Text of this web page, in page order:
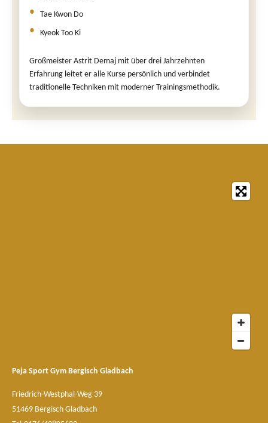
Tae Kwon Do
Kyeok Too Ki
Großmeister Astrit Demaj mit über drei Jahrzehnten
Erfahrung leitet er alle Kurse persönlich und verbindet
traditionelle Techniken mit moderner Trainingsmethodik.
Peja Sport Gym Bergisch Gladbach
Friedrich-Westphal-Weg 39
51469 Bergisch Gladbach